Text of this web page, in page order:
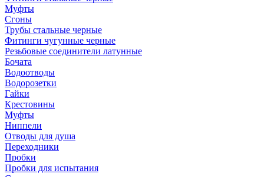
Муфты
Сгоны
Трубы стальные черные
Фитинги чугунные черные
Резьбовые соединители латунные
Бочата
Водоотводы
Водорозетки
Гайки
Крестовины
Муфты
Ниппели
Отводы для душа
Переходники
Пробки
Пробки для испытания